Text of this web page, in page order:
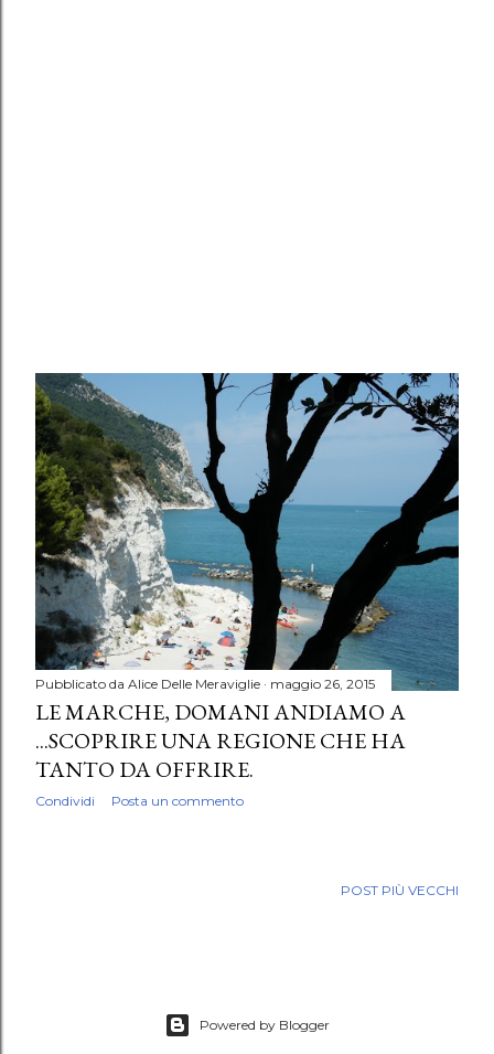
Pubblicato da Alice Delle Meraviglie maggio 26, 2015
LE MARCHE, DOMANI ANDIAMO A
...SCOPRIRE UNA REGIONE CHE HA
TANTO DA OFFRIRE.
Condividi Posta un commento
POST PIÙ VECCHI
Powered by Blogger